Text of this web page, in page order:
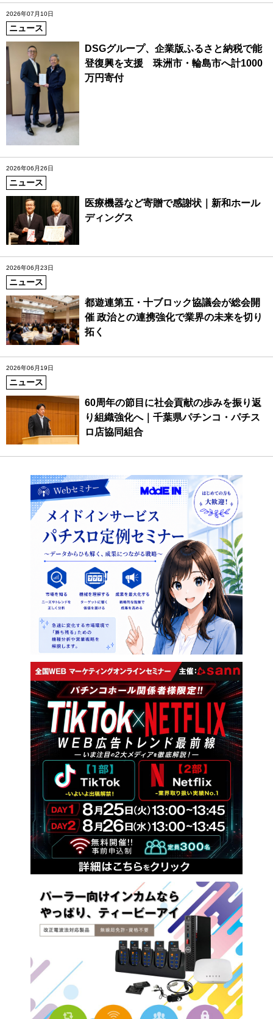
2026年07月10日
ニュース
DSGグループ、企業版ふるさと納税で能
登復興を支援 珠洲市・輪島市へ計1000
万円寄付
2026年06月26日
ニュース
医療機器など寄贈で感謝状｜新和ホール
ディングス
2026年06月23日
ニュース
都遊連第五・十ブロック協議会が総会開
催 政治との連携強化で業界の未来を切り
拓く
2026年06月19日
ニュース
60周年の節目に社会貢献の歩みを振り返
り組織強化へ｜千葉県パチンコ・パチス
ロ店協同組合